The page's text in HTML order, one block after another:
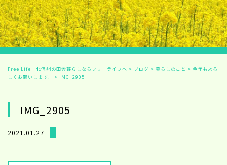
Free Life｜北信州の田舎暮らしならフリーライフへ > ブログ > 暮らしのこと > 今年もよろ
しくお願いします。
> IMG_2905
IMG_2905
2021.01.27